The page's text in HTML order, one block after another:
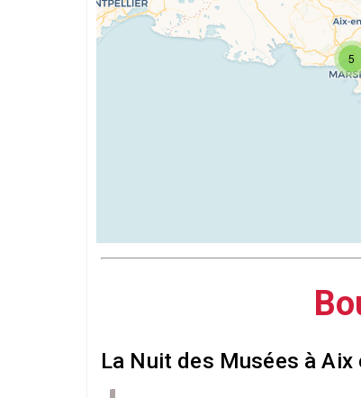
5
La Nuit des Musées à Aix